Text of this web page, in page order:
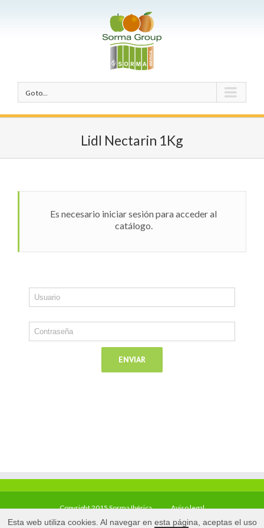
Go to...
Lidl Nectarin 1Kg
Es necesario iniciar sesión para acceder al
catálogo.
Copyright 2015 Sorma Ibérica Aviso legal
Esta web utiliza cookies. Al navegar en esta página, aceptas el uso